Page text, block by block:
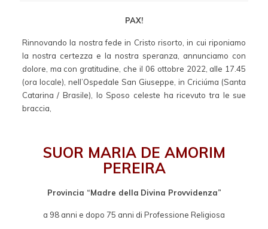
PAX!
Rinnovando la nostra fede in Cristo risorto, in cui riponiamo
la nostra certezza e la nostra speranza, annunciamo con
dolore, ma con gratitudine, che il 06 ottobre 2022, alle 17.45
(ora locale), nell’Ospedale San Giuseppe, in Criciúma (Santa
Catarina / Brasile), lo Sposo celeste ha ricevuto tra le sue
braccia,
SUOR MARIA DE AMORIM
PEREIRA
Provincia “Madre della Divina Provvidenza”
a 98 anni e dopo 75 anni di Professione Religiosa